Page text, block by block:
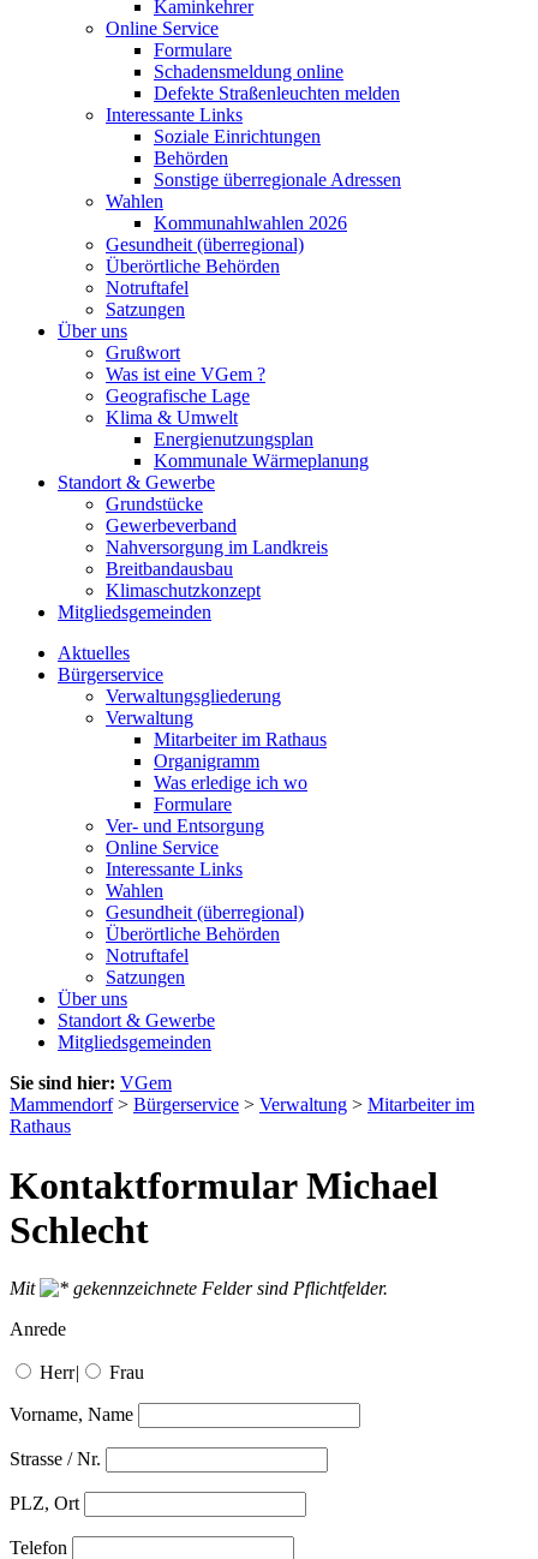
Kaminkehrer
Online Service
Formulare
Schadensmeldung online
Defekte Straßenleuchten melden
Interessante Links
Soziale Einrichtungen
Behörden
Sonstige überregionale Adressen
Wahlen
Kommunahlwahlen 2026
Gesundheit (überregional)
Überörtliche Behörden
Notruftafel
Satzungen
Über uns
Grußwort
Was ist eine VGem ?
Geografische Lage
Klima & Umwelt
Energienutzungsplan
Kommunale Wärmeplanung
Standort & Gewerbe
Grundstücke
Gewerbeverband
Nahversorgung im Landkreis
Breitbandausbau
Klimaschutzkonzept
Mitgliedsgemeinden
Aktuelles
Bürgerservice
Verwaltungsgliederung
Verwaltung
Mitarbeiter im Rathaus
Organigramm
Was erledige ich wo
Formulare
Ver- und Entsorgung
Online Service
Interessante Links
Wahlen
Gesundheit (überregional)
Überörtliche Behörden
Notruftafel
Satzungen
Über uns
Standort & Gewerbe
Mitgliedsgemeinden
Sie sind hier: VGem
Mammendorf> Bürgerservice > Verwaltung > Mitarbeiter im
Rathaus
Kontaktformular Michael
Schlecht
Mit
gekennzeichnete Felder sind Pflichtfelder.
Anrede
Herr| Frau
Vorname, Name
Strasse / Nr.
PLZ, Ort
Telefon